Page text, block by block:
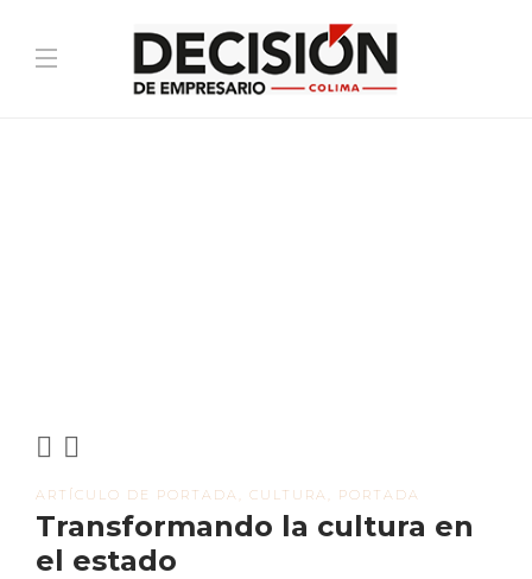
ARTÍCULO DE PORTADA CULTURA PORTADA
Transformando la cultura en
el estado